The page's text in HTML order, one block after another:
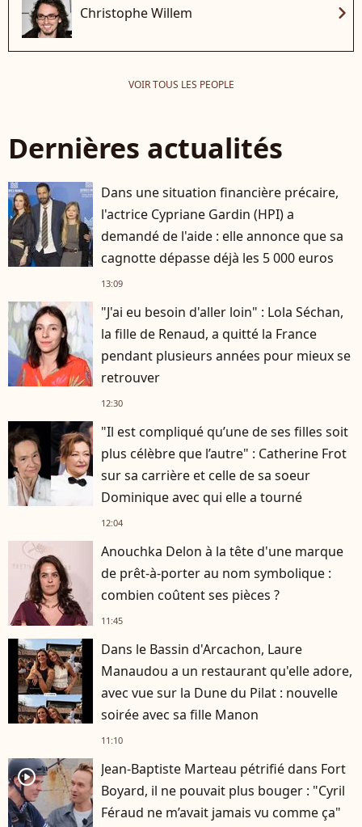
Christophe Willem chevron_right
VOIR TOUS LES PEOPLE
Dernières actualités
Dans une situation financière précaire,
l'actrice Cypriane Gardin (HPI) a
demandé de l'aide : elle annonce que sa
cagnotte dépasse déjà les 5 000 euros
13:09
"J'ai eu besoin d'aller loin" : Lola Séchan,
la fille de Renaud, a quitté la France
pendant plusieurs années pour mieux se
retrouver
12:30
"Il est compliqué qu’une de ses filles soit
plus célèbre que l’autre" : Catherine Frot
sur sa carrière et celle de sa soeur
Dominique avec qui elle a tourné
12:04
Anouchka Delon à la tête d'une marque
de prêt-à-porter au nom symbolique :
combien coûtent ses pièces ?
11:45
Dans le Bassin d'Arcachon, Laure
Manaudou a un restaurant qu'elle adore,
avec vue sur la Dune du Pilat : nouvelle
soirée avec sa fille Manon
11:10
player2
Jean-Baptiste Marteau pétrifié dans Fort
Boyard, il ne pouvait plus bouger : "Cyril
Féraud ne m’avait jamais vu comme ça"